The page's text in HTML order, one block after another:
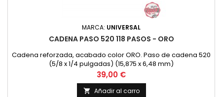
MARCA: UNIVERSAL
CADENA PASO 520 118 PASOS - ORO
Cadena reforzada, acabado color ORO. Paso de cadena 520
(5/8 x 1/4 pulgadas) (15,875 x 6,48 mm)
Precio
39,00 €
 Añadir al carro